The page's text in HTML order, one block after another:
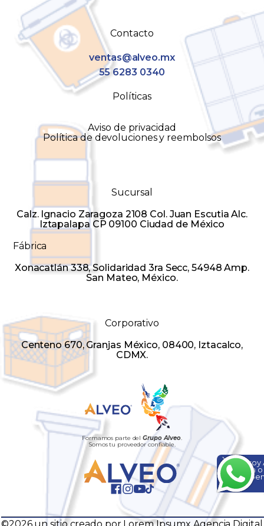
Contacto
ventas@alveo.mx
55 6283 0340
Políticas
Aviso de privacidad
Política de devoluciones y reembolsos
Sucursal
Calz. Ignacio Zaragoza 2108 Col. Juan Escutia Alc.
Iztapalapa CP 09100 Ciudad de México
Fábrica
Xonacatlán 338, Solidaridad 3ra Secc, 54948 Amp.
San Mateo, México.
Corporativo
Centeno 670, Granjas México, 08400, Iztacalco,
CDMX.
Formamos parte delGrupo Alveo.
Somos tu proveedor confiable.
Hola, soy
ayuda